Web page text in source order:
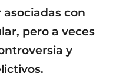
con
pero a veces
y